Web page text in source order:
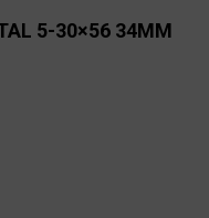
5-30×56 34MM